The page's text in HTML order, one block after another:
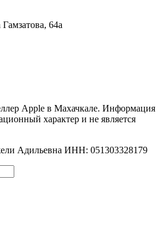
64а
Apple в Махачкале. Информация
характер и не является
Адильевна ИНН: 051303328179